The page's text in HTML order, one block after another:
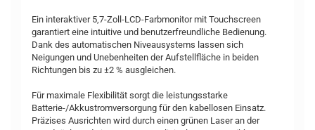
Ein interaktiver 5,7-Zoll-LCD-Farbmonitor mit Touchscreen
garantiert eine intuitive und benutzerfreundliche Bedienung.
Dank des automatischen Niveausystems lassen sich
Neigungen und Unebenheiten der Aufstellfläche in beiden
Richtungen bis zu ±2 % ausgleichen.
Für maximale Flexibilität sorgt die leistungsstarke
Batterie-/Akkustromversorgung für den kabellosen Einsatz.
Präzises Ausrichten wird durch einen grünen Laser an der